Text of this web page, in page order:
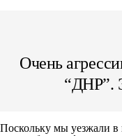
Очень
“ДНР”.
Поскольку мы уезжали в